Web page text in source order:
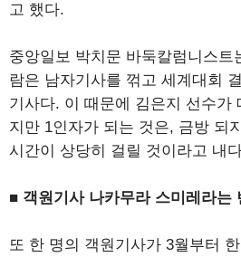
고 했다.
중앙일보 박치문 바둑칼럼니스트
람은 남자기사를 꺾고 세계대회
기사다. 이 때문에 김은지 선수가
지만 1인자가 되는 것은, 금방 되
시간이 상당히 걸릴 것이라고 내
■ 객원기사 나카무라 스미레라는
또 한 명의 객원기사가 3월부터